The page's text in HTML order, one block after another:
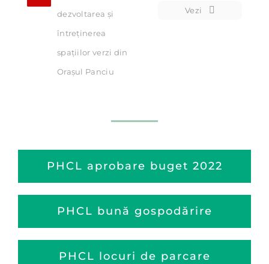
dezvoltarea şi
întreţinerea
spaţiilor verzi din
Oraşul Panciu
Vezi
PHCL aprobare buget 2022
PHCL bună gospodărire
PHCL locuri de parcare